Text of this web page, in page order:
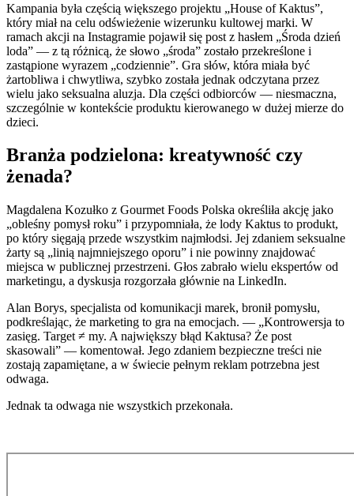
Kampania była częścią większego projektu „House of Kaktus”,
który miał na celu odświeżenie wizerunku kultowej marki. W
ramach akcji na Instagramie pojawił się post z hasłem „Środa dzień
loda” — z tą różnicą, że słowo „środa” zostało przekreślone i
zastąpione wyrazem „codziennie”. Gra słów, która miała być
żartobliwa i chwytliwa, szybko została jednak odczytana przez
wielu jako seksualna aluzja. Dla części odbiorców — niesmaczna,
szczególnie w kontekście produktu kierowanego w dużej mierze do
dzieci.
Branża podzielona: kreatywność czy
żenada?
Magdalena Kozułko z Gourmet Foods Polska określiła akcję jako
„obleśny pomysł roku” i przypomniała, że lody Kaktus to produkt,
po który sięgają przede wszystkim najmłodsi. Jej zdaniem seksualne
żarty są „linią najmniejszego oporu” i nie powinny znajdować
miejsca w publicznej przestrzeni. Głos zabrało wielu ekspertów od
marketingu, a dyskusja rozgorzała głównie na LinkedIn.
Alan Borys, specjalista od komunikacji marek, bronił pomysłu,
podkreślając, że marketing to gra na emocjach. — „Kontrowersja to
zasięg. Target ≠ my. A największy błąd Kaktusa? Że post
skasowali” — komentował. Jego zdaniem bezpieczne treści nie
zostają zapamiętane, a w świecie pełnym reklam potrzebna jest
odwaga.
Jednak ta odwaga nie wszystkich przekonała.